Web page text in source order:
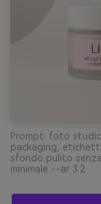
Prompt: foto
packaging,
sfondo pulito
minimale --ar 3:2